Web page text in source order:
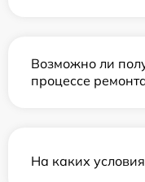
Возможно ли
процессе
На каких